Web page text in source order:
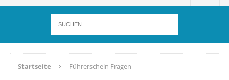
Startseite Führerschein Fragen